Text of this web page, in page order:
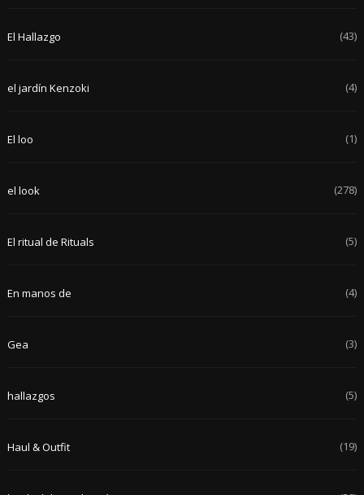
El Hallazgo (43)
el jardín Kenzoki (4)
El loo (1)
el look (278)
El ritual de Rituals (5)
En manos de (4)
Gea (3)
hallazgos (5)
Haul & Outfit (19)